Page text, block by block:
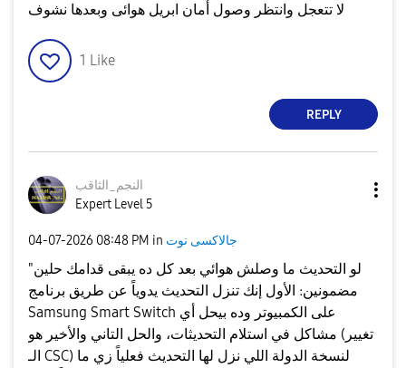
لا تتعجل وانتظر وصول أمان ابريل هوائى وبعدها نشوف
1 Like
REPLY
النجم_الثاقب
Expert Level 5
‎04-07-2026 08:48 PM in جالاكسى نوت
"لو التحديث ما وصلش هوائي بعد كل ده يبقى قدامك حلين
مضمونين: الأول إنك تنزل التحديث يدوياً عن طريق برنامج
Samsung Smart Switch على الكمبيوتر وده بيحل أي
مشاكل في استلام التحديثات، والحل التاني والأخير هو (تغيير
الـ CSC) لنسخة الدولة اللي نزل لها التحديث فعلياً زي ما